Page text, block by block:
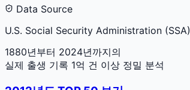
Data Source
U.S. Social Security Administration (SSA)
1880년부터 2024년까지의
실제 출생 기록 1억 건 이상 정밀 분석